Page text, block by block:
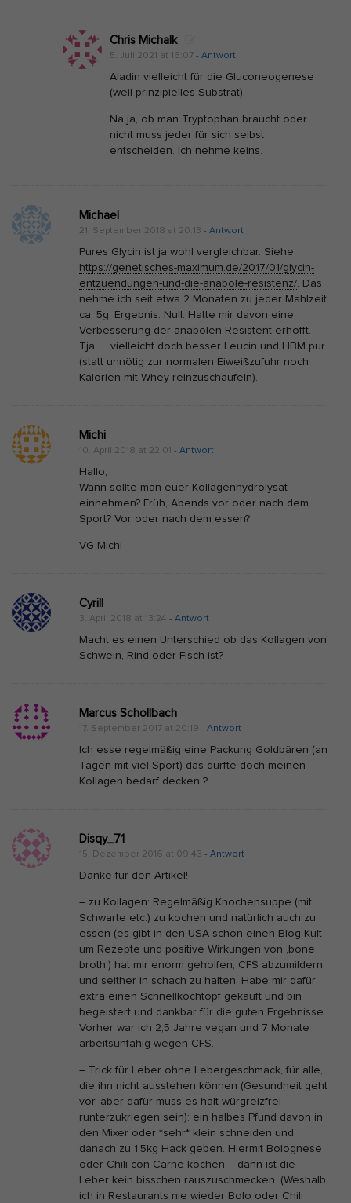
l
a
Chris Michalk
5. Juli 2021 at 16:07 - Antwort
Aladin vielleicht für die Gluconeogenese
(weil prinzipielles Substrat).
Na ja, ob man Tryptophan braucht oder
nicht muss jeder für sich selbst
entscheiden. Ich nehme keins.
Michael
21. September 2018 at 20:13 - Antwort
Pures Glycin ist ja wohl vergleichbar. Siehe
https://genetisches-maximum.de/2017/01/glycin-
entzuendungen-und-die-anabole-resistenz/. Das
nehme ich seit etwa 2 Monaten zu jeder Mahlzeit
ca. 5g. Ergebnis: Null. Hatte mir davon eine
Verbesserung der anabolen Resistent erhofft.
Tja …. vielleicht doch besser Leucin und HBM pur
(statt unnötig zur normalen Eiweißzufuhr noch
Kalorien mit Whey reinzuschaufeln).
Michi
10. April 2018 at 22:01 - Antwort
Hallo,
Wann sollte man euer Kollagenhydrolysat
einnehmen? Früh, Abends vor oder nach dem
Sport? Vor oder nach dem essen?
VG Michi
Cyrill
3. April 2018 at 13:24 - Antwort
Macht es einen Unterschied ob das Kollagen von
Schwein, Rind oder Fisch ist?
Marcus Schollbach
17. September 2017 at 20:19 - Antwort
Ich esse regelmäßig eine Packung Goldbären (an
Tagen mit viel Sport) das dürfte doch meinen
Kollagen bedarf decken ?
Disqy_71
15. Dezember 2016 at 09:43 - Antwort
Danke für den Artikel!
– zu Kollagen: Regelmäßig Knochensuppe (mit
Schwarte etc.) zu kochen und natürlich auch zu
essen (es gibt in den USA schon einen Blog-Kult
um Rezepte und positive Wirkungen von ‚bone
broth‘) hat mir enorm geholfen, CFS abzumildern
und seither in schach zu halten. Habe mir dafür
extra einen Schnellkochtopf gekauft und bin
begeistert und dankbar für die guten Ergebnisse.
Vorher war ich 2,5 Jahre vegan und 7 Monate
arbeitsunfähig wegen CFS.
– Trick für Leber ohne Lebergeschmack, für alle,
die ihn nicht ausstehen können (Gesundheit geht
vor, aber dafür muss es halt würgreizfrei
runterzukriegen sein): ein halbes Pfund davon in
den Mixer oder *sehr* klein schneiden und
danach zu 1,5kg Hack geben. Hiermit Bolognese
oder Chili con Carne kochen – dann ist die
Leber kein bisschen rauszuschmecken. (Weshalb
ich in Restaurants nie wieder Bolo oder Chili